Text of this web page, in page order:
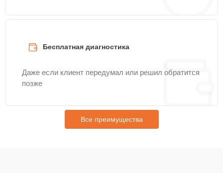
Бесплатная диагностика
Даже если клиент передумал или решил обратится
позже
Все преимущества